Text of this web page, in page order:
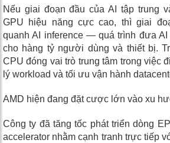
Nếu giai đoạn đầu của AI tập trung
GPU hiệu năng cực cao, thì giai
quanh AI inference — quá trình đưa
cho hàng tỷ người dùng và thiết bị.
CPU đóng vai trò trung tâm trong việc
lý workload và tối ưu vận hành
AMD hiện đang đặt cược lớn vào xu
Công ty đã tăng tốc phát triển dòng
accelerator nhằm cạnh tranh trực tiếp